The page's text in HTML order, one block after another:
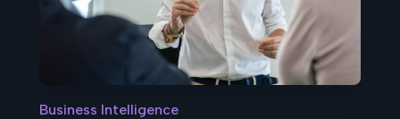
Business Intelligence